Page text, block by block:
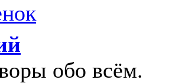
обо всём.